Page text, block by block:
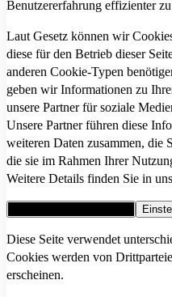
Benutzererfahrung effizienter zu
Laut Gesetz können wir
diese für den Betrieb dieser
anderen Cookie-Typen
geben wir Informationen zu
unsere Partner für soziale
Unsere Partner führen diese
weiteren Daten zusammen, die
die sie im Rahmen Ihrer
Weitere Details finden Sie in
Diese Seite verwendet
Cookies werden von
erscheinen.